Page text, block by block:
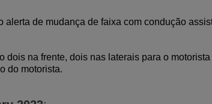
de mudança de faixa com condução
na frente, dois nas laterais para o
do motorista.